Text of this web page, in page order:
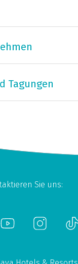
Tagungen
Sie uns: